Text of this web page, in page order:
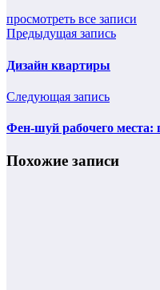
просмотреть все записи
Предыдущая запись
Дизайн квартиры
Следующая запись
Фен-шуй рабочего места:
Похожие записи